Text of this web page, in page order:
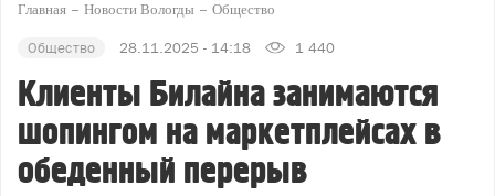
Главная Новости Вологды Общество
Общество 28.11.2025 - 14:18 1 440
Клиенты Билайна занимаются
шопингом на маркетплейсах в
обеденный перерыв